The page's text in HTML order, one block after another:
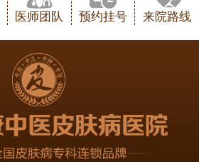
医师团队 预约挂号 来院路线